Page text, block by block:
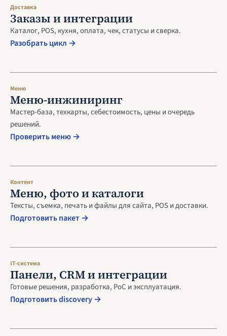
Доставка
Заказы и интеграции
Каталог, POS, кухня, оплата, чек, статусы и сверка.
Разобрать цикл →
Меню
Меню-инжиниринг
Мастер-база, техкарты, себестоимость, цены и очередь
решений.
Проверить меню →
Контент
Меню, фото и каталоги
Тексты, съемка, печать и файлы для сайта, POS и доставки.
Подготовить пакет →
IT-система
Панели, CRM и интеграции
Готовые решения, разработка, PoC и эксплуатация.
Подготовить discovery →